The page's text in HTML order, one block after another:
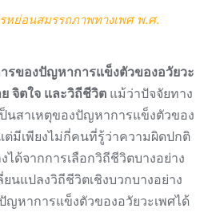
หย่อนสมรรถภาพทางเพศ พ.ศ.
รของปัญหาการแข็งตัวของอวัยวะ
จิตใจ และวิถีชีวิต แม้ว่าปัจจัยทาง
ป็นสาเหตุของปัญหาการแข็งตัวของ
มีเพียงไม่กี่คนที่รู้ว่าความผิดปกติ
ด้จากการเลือกวิถีชีวิตบางอย่าง
นแปลงวิถีชีวิตเชิงบวกบางอย่าง
ญหาการแข็งตัวของอวัยวะเพศได้